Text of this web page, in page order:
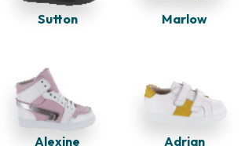
Sutton Marlow
Alexine Adrian